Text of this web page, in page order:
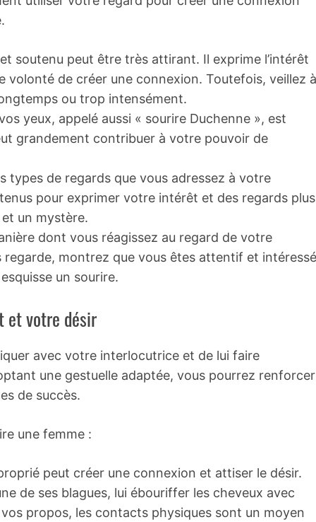
soutenu peut être très attirant. Il exprime l’intérêt
de créer une connexion. Toutefois, veillez à
ou trop intensément.
yeux, appelé aussi « sourire Duchenne », est
grandement contribuer à votre pouvoir de
types de regards que vous adressez à votre
pour exprimer votre intérêt et des regards plus
un mystère.
dont vous réagissez au regard de votre
montrez que vous êtes attentif et
un sourire.
et votre désir
avec votre interlocutrice et de lui faire
une gestuelle adaptée, vous pourrez renforcer
de succès.
une femme :
peut créer une connexion et attiser le désir.
de ses blagues, lui ébouriffer les cheveux avec
propos, les contacts physiques sont un moyen